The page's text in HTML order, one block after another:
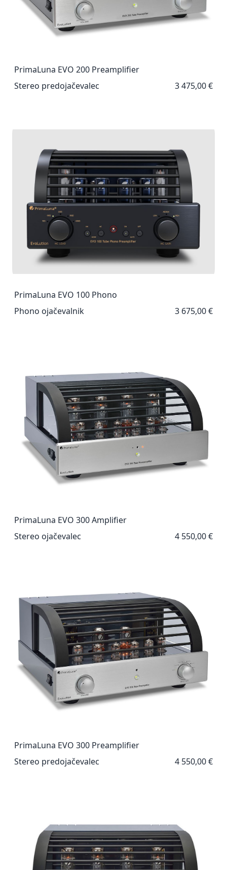
PrimaLuna EVO 200 Preamplifier
Stereo predojačevalec
3 475,00 €
PrimaLuna EVO 100 Phono
Phono ojačevalnik
3 675,00 €
PrimaLuna EVO 300 Amplifier
Stereo ojačevalec
4 550,00 €
PrimaLuna EVO 300 Preamplifier
Stereo predojačevalec
4 550,00 €